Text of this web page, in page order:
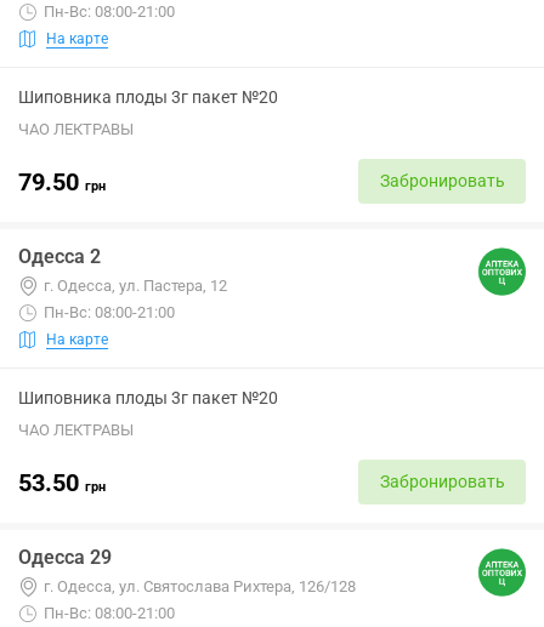
Пн-Вс: 08:00-21:00
На карте
Шиповника плоды 3г пакет №20
ЧАО ЛЕКТРАВЫ
79.50 грн Забронировать
Одесса 2
г. Одесса, ул. Пастера, 12
Пн-Вс: 08:00-21:00
На карте
Шиповника плоды 3г пакет №20
ЧАО ЛЕКТРАВЫ
53.50 грн Забронировать
Одесса 29
г. Одесса, ул. Святослава Рихтера, 126/128
Пн-Вс: 08:00-21:00